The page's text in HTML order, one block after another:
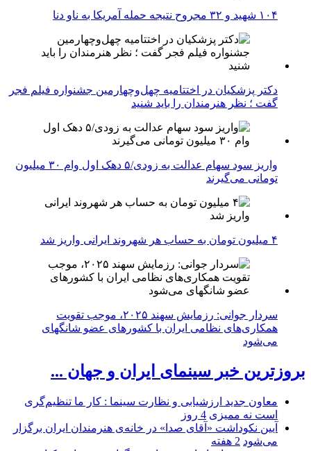
۱۰۴ شهید و ۳۲ مجروح نتیجه حمله آمریکا به ناو دنا
دکتر پزشکیان در اختتامیه چهل‌وچهارمین جشنواره فیلم فجر
گفت ؛ نظر هنرمندان را باید شنید
واریز سود سهام عدالت به زودی/۵ دهک اول وام ۳۰ میلیون
تومانی می‌گیرند
۴ میلیون تومان به حساب هر شهروند ایرانی واریز شد
سردار جوانی: رزمایش سهند ۲۰۲۵، موجب تقویت
همکاری‌های نظامی ایران با کشور‌های عضو شانگهای
می‌شود
بروزترین خبر سینمای ایران و جهان ...
معاون جدید ارزشیابی و نظارت سینما : کار ما تنظیم‌گری
است نه ممیزی 4 روز
آیین نکوداشت «آقای صدا» در خانه‌ی هنرمندان ایران برگزار
می‌شود 2 هفته